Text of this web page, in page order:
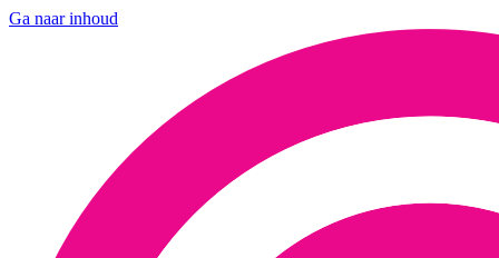
Ga naar inhoud